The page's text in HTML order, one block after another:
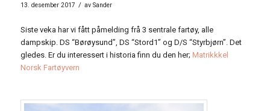
13. desember 2017 / av Sander
Siste veka har vi fått påmelding frå 3 sentrale fartøy, alle
dampskip. DS “Børøysund”, DS “Stord1” og D/S “Styrbjørn”. Det
gledes. Er du interessert i historia finn du den her; Matrikkkel
Norsk Fartøyvern